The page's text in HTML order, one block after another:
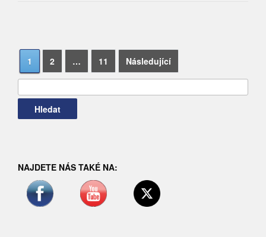
Navigace
pro
příspěvky
1 2 … 11 Následující
Vyhledávání
NAJDETE NÁS TAKÉ NA: